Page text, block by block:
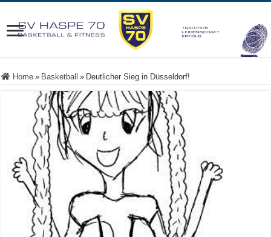
Home » Basketball » Deutlicher Sieg in Düsseldorf!